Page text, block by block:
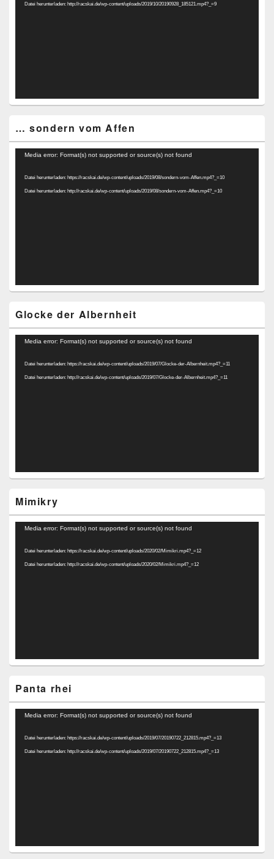
Datei herunterladen: http://racskai.de/wp-content/uploads/2019/10/20190928_185121.mp4?_=9
… sondern vom Affen
Video-
Media error: Format(s) not supported or source(s) not found
Datei herunterladen: https://racskai.de/wp-content/uploads/2019/08/sondern-vom-Affen.mp4?_=10
Datei herunterladen: http://racskai.de/wp-content/uploads/2019/08/sondern-vom-Affen.mp4?_=10
Glocke der Albernheit
Video-
Media error: Format(s) not supported or source(s) not found
Datei herunterladen: https://racskai.de/wp-content/uploads/2019/07/Glocke-der-Albernheit.mp4?_=11
Datei herunterladen: http://racskai.de/wp-content/uploads/2019/07/Glocke-der-Albernheit.mp4?_=11
Mimikry
Video-
Media error: Format(s) not supported or source(s) not found
Datei herunterladen: https://racskai.de/wp-content/uploads/2020/02/Mimikri.mp4?_=12
Datei herunterladen: http://racskai.de/wp-content/uploads/2020/02/Mimikri.mp4?_=12
Panta rhei
Video-
Media error: Format(s) not supported or source(s) not found
Datei herunterladen: https://racskai.de/wp-content/uploads/2019/07/20190722_212815.mp4?_=13
Datei herunterladen: http://racskai.de/wp-content/uploads/2019/07/20190722_212815.mp4?_=13